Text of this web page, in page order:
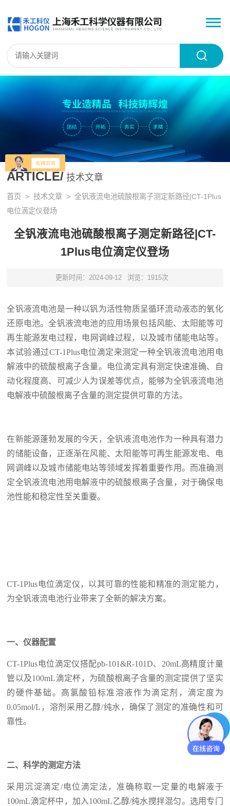
ARTICLE/ 技术文章
首页 >技术文章 > 全钒液流电池硫酸根离子测定新路径|CT-1Plus
电位滴定仪登场
全钒液流电池硫酸根离子测定新路径|CT-
1Plus电位滴定仪登场
更新时间：2024-09-12 浏览：1915次
全钒液流电池是一种以钒为活性物质呈循环流动液态的氧化
还原电池。‌‌全钒液流电池的应用场景包括‌风能、‌太阳能等‌可
再生能源发电过程，‌电网调峰过程，以及‌城市储能电站等。
本试验通过CT-1Plus电位滴定来测定一种全钒液流电池用电
解液中的硫酸根离子含量。电位滴定具有测定快速准确、自
动化程度高、可减少人为误差等优点，能够为全钒液流电池
电解液中硫酸根离子含量的测定提供可靠的方法。
在新能源蓬勃发展的今天，全钒液流电池作为一种具有潜力
的储能设备，正逐渐在风能、太阳能等可再生能源发电、电
网调峰以及城市储能电站等领域发挥着重要作用。而准确测
定全钒液流电池用电解液中的硫酸根离子含量，对于确保电
池性能和稳定性至关重要。
CT-1Plus电位滴定仪，以其可靠的性能和精准的测定能力，
为全钒液流电池行业带来了全新的解决方案。
一、仪器配置
CT-1Plus电位滴定仪搭配pb-101&R-101D、20mL高精度计量
管以及100mL滴定杯，为硫酸根离子含量的测定提供了坚实
的硬件基础。高氯酸铅标准溶液作为滴定剂，滴定度为
0.05mol/L，溶剂采用乙醇/纯水，确保了测定的准确性和可
靠性。
二、科学的测定方法
采用沉淀滴定/电位滴定法，准确称取一定量的电解液于
100mL滴定杯中，加入100mL乙醇/纯水搅拌混匀。选用专门